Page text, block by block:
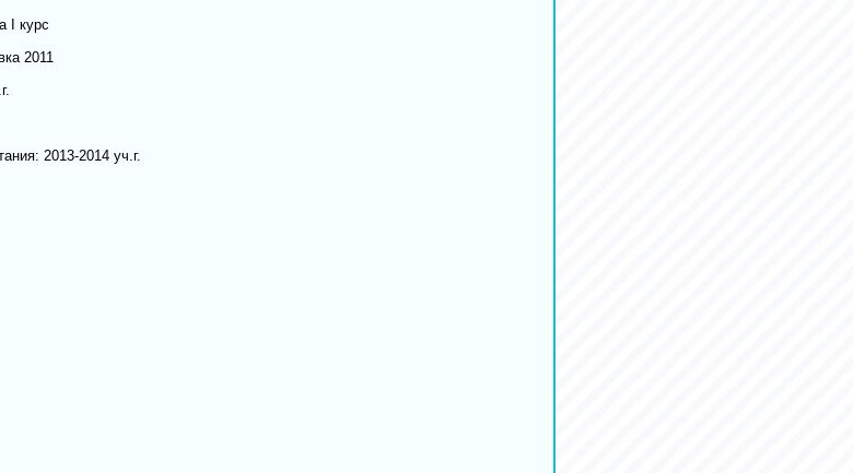
I курс
2011
2013-2014 уч.г.